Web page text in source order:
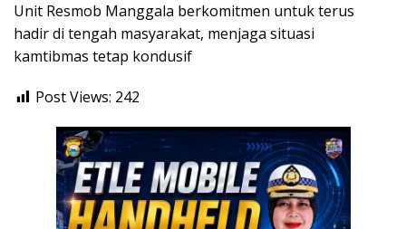
Unit Resmob Manggala berkomitmen untuk terus
hadir di tengah masyarakat, menjaga situasi
kamtibmas tetap kondusif
Post Views: 242